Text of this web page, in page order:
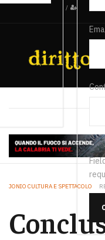
/
JONIO CULTURA E SPETTACOLO